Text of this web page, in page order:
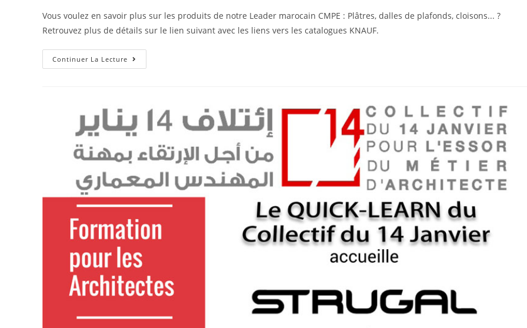
Vous voulez en savoir plus sur les produits de notre Leader marocain CMPE : Plâtres, dalles de plafonds, cloisons... ?
Retrouvez plus de détails sur le lien suivant avec les liens vers les catalogues KNAUF.
Continuer La Lecture